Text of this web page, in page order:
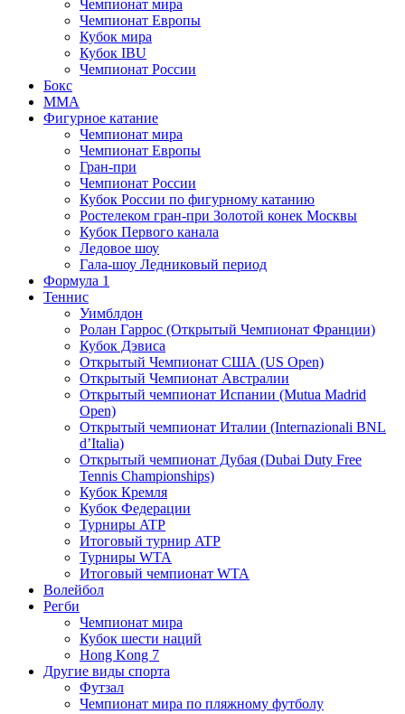
Чемпионат мира
Чемпионат Европы
Кубок мира
Кубок IBU
Чемпионат России
Бокс
MMA
Фигурное катание
Чемпионат мира
Чемпионат Европы
Гран-при
Чемпионат России
Кубок России по фигурному катанию
Ростелеком гран-при Золотой конек Москвы
Кубок Первого канала
Ледовое шоу
Гала-шоу Ледниковый период
Формула 1
Теннис
Уимблдон
Ролан Гаррос (Открытый Чемпионат Франции)
Кубок Дэвиса
Открытый Чемпионат США (US Open)
Открытый Чемпионат Австралии
Открытый чемпионат Испании (Mutua Madrid
Open)
Открытый чемпионат Италии (Internazionali BNL
d’Italia)
Открытый чемпионат Дубая (Dubai Duty Free
Tennis Championships)
Кубок Кремля
Кубок Федерации
Турниры ATP
Итоговый турнир ATP
Турниры WTA
Итоговый чемпионат WTA
Волейбол
Регби
Чемпионат мира
Кубок шести наций
Hong Kong 7
Другие виды спорта
Футзал
Чемпионат мира по пляжному футболу